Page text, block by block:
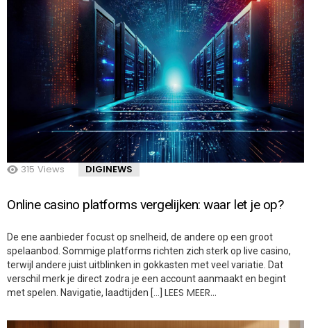
315 Views DIGINEWS
Online casino platforms vergelijken: waar let je op?
De ene aanbieder focust op snelheid, de andere op een groot
spelaanbod. Sommige platforms richten zich sterk op live casino,
terwijl andere juist uitblinken in gokkasten met veel variatie. Dat
verschil merk je direct zodra je een account aanmaakt en begint
met spelen. Navigatie, laadtijden […] LEES MEER…